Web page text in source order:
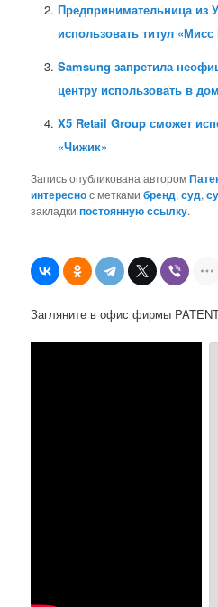
Предпринимательница
использовать титул
Samsung запретила
центру использовать в
X5 Retail Group сможет
«Чижик»
Запись опубликована автором
интереснос меткамибренд,суд,
закладкипостоянную ссылку.
Загляните в офис фирмы